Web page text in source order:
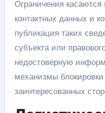
Ограничения
контактных данных и
публикация таких
субъекта или
недостоверную
механизмы
заинтересованных